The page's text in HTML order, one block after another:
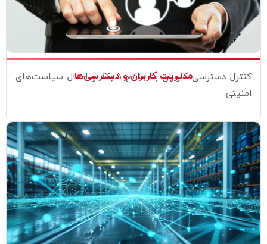
مدیریت کاربران و دسترسی‌ها
کنترل دسترسی کاربران به منابع شبکه و اعمال سیاست‌های
امنیتی.